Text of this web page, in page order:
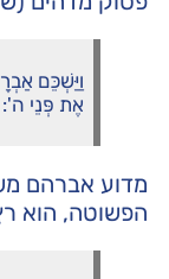
וַיַּשְׁכֵּם
אֶת פְּנֵי ה':
מדוע אברהם
הפשוטה, הוא